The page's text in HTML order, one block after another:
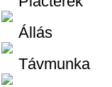
Állás
Távmunka